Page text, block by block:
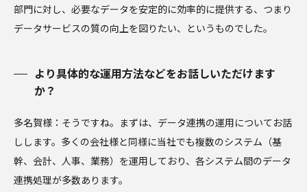
部門に対し、必要なデータを安定的に効率的に提供する、つまり
データサービスの質の向上を図りたい、というものでした。
より具体的な運用方法などをお話しいただけます
か？
多名賀様：そうですね。まずは、データ連携の運用についてお話
しします。多くの会社様と同様に当社でも複数のシステム（基
幹、会計、人事、業務）を運用しており、各システム間のデータ
連携処理が多数あります。